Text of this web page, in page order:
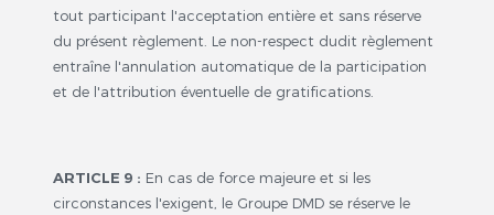
tout participant l'acceptation entière et sans réserve
du présent règlement. Le non-respect dudit règlement
entraîne l'annulation automatique de la participation
et de l'attribution éventuelle de gratifications.
ARTICLE 9 : En cas de force majeure et si les
circonstances l'exigent, le Groupe DMD se réserve le